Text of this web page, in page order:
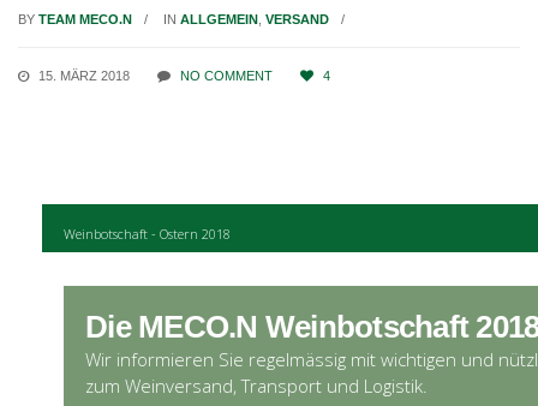
BY TEAM MECO.N IN ALLGEMEIN VERSAND
15. MÄRZ 2018 NO COMMENT 4
Weinbotschaft - Ostern 2018
Die MECO.N Weinbotschaft
Wir informieren Sie regelmässig mit wichtigen und
zum Weinversand, Transport und Logistik.